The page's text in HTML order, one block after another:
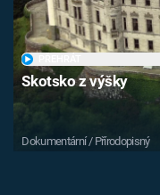
Skotsko z výšky
Dokumentární / Přírodopisný